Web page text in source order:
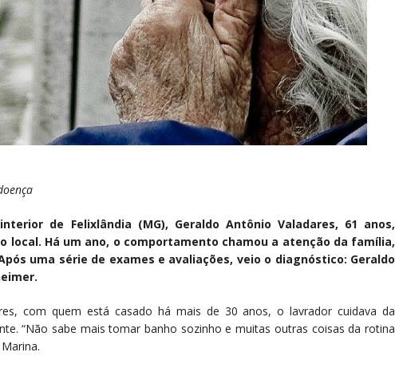
de Felixlândia (MG), Geraldo Antônio Valadares, 61 anos,
local. Há um ano, o comportamento chamou a atenção da família,
uma série de exames e avaliações, veio o diagnóstico: Geraldo
com quem está casado há mais de 30 anos, o lavrador cuidava da
“Não sabe mais tomar banho sozinho e muitas outras coisas da rotina